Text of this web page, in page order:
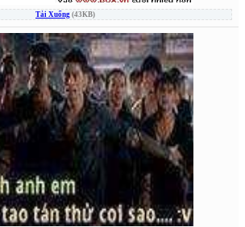
Tải Xuống (43KB)